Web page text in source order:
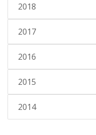
2018
2017
2016
2015
2014